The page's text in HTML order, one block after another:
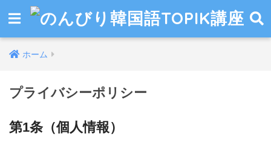
ホーム
プライバシーポリシー
第1条（個人情報）